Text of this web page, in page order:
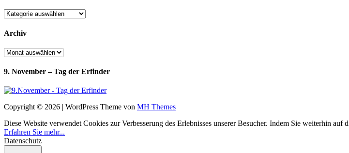
Kategorien
Archiv
Archiv
9. November – Tag der Erfinder
Copyright © 2026 | WordPress Theme von MH Themes
Diese Website verwendet Cookies zur Verbesserung des Erlebnisses unserer Besucher. Indem Sie weiterhin auf
Erfahren Sie mehr...
Datenschutz